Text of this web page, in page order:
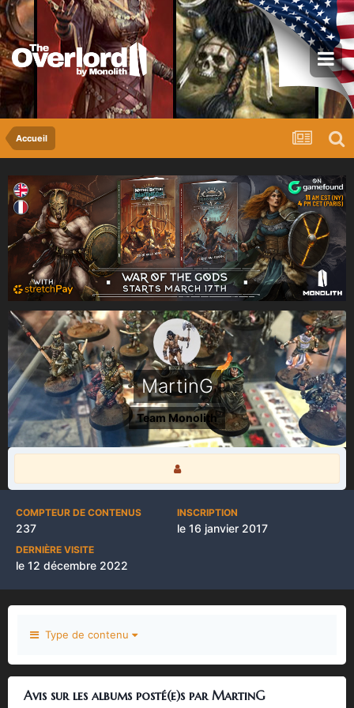
Accueil
MartinG
Team Monolith
COMPTEUR DE CONTENUS
237
INSCRIPTION
le 16 janvier 2017
DERNIÈRE VISITE
le 12 décembre 2022
Type de contenu
Avis sur les albums posté(e)s par MartinG